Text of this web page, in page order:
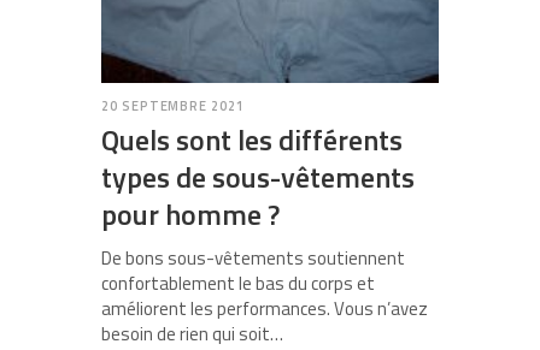
20 SEPTEMBRE 2021
Quels sont les différents
types de sous-vêtements
pour homme ?
De bons sous-vêtements soutiennent
confortablement le bas du corps et
améliorent les performances. Vous n’avez
besoin de rien qui soit…